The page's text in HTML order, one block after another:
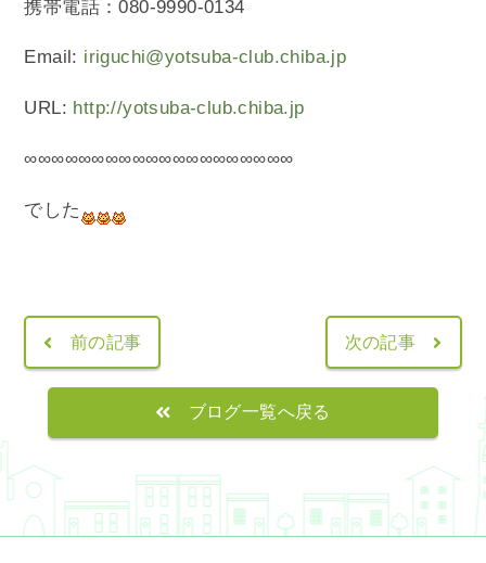
携帯電話：080-9990-0134
Email: iriguchi@yotsuba-club.chiba.jp
URL: http://yotsuba-club.chiba.jp
∞∞∞∞∞∞∞∞∞∞∞∞∞∞∞∞∞∞∞∞
でした
前の記事 次の記事
ブログ一覧へ戻る